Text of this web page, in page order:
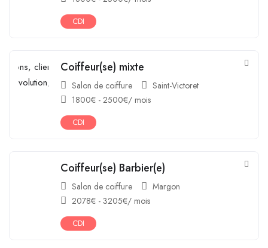
CDI
Coiffeur(se) mixte
Salon de coiffure
Saint-Victoret
1800€ - 2500€/ mois
CDI
Coiffeur(se) Barbier(e)
Salon de coiffure
Margon
2078€ - 3205€/ mois
CDI